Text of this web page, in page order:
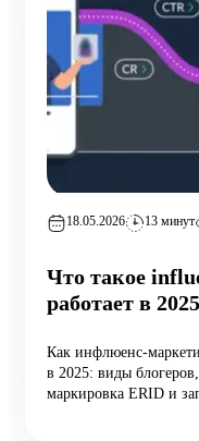
18.05.2026 13 минут
Что такое
работает в
Как инфлюенс-
в 2025: виды
маркировка ERID и